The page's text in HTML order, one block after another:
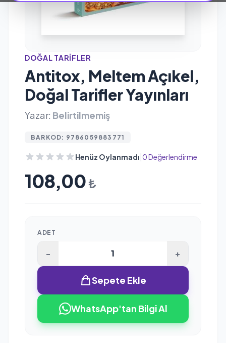
DOĞAL TARIFLER
Antitox, Meltem Açıkel,
Doğal Tarifler Yayınları
Yazar: Belirtilmemiş
BARKOD: 9786059883771
Henüz Oylanmadı 0 Değerlendirme
108,00 ₺
ADET
- +
Sepete Ekle
WhatsApp'tan Bilgi Al